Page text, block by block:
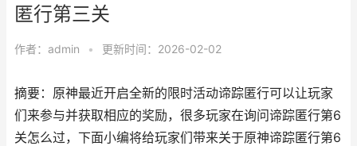
匿行第三关
作者： admin • 更新时间：2026-02-02
摘要：原神最近开启全新的限时活动谛踪匿行可以让玩家
们来参与并获取相应的奖励，很多玩家在询问谛踪匿行第6
关怎么过，下面小编将给玩家们带来关于原神谛踪匿行第6